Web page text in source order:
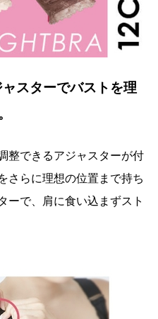
スターでバストを理
整できるアジャスターが付
さらに理想の位置まで持ち
ーで、肩に食い込まずスト